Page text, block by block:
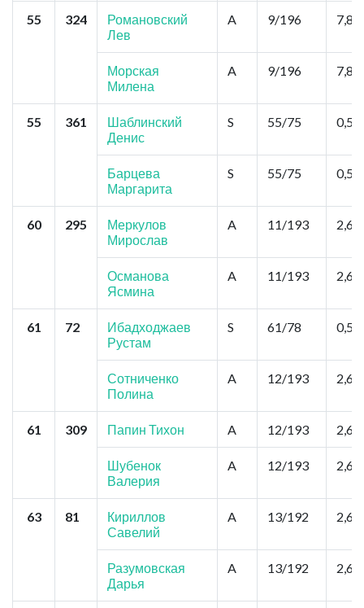
55 324
Романовский
Лев
A 9/196 7,8
Морская
Милена
A 9/196 7,8
55 361
Шаблинский
Денис
S 55/75 0,52
Барцева
Маргарита
S 55/75 0,52
60 295
Меркулов
Мирослав
A 11/193 2,6
Османова
Ясмина
A 11/193 2,6
61 72
Ибадходжаев
Рустам
S 61/78 0,52
Сотниченко
Полина
A 12/193 2,6
61 309 Папин Тихон A 12/193 2,6
Шубенок
Валерия
A 12/193 2,6
63 81
Кириллов
Савелий
A 13/192 2,6
Разумовская
Дарья
A 13/192 2,6